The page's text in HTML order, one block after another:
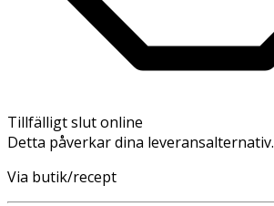
Tillfälligt slut online
Detta påverkar dina leveransalternativ.
Via butik/recept